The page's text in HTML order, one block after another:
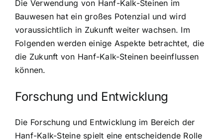
Die Verwendung von Hanf-Kalk-Steinen im
Bauwesen hat ein großes Potenzial und wird
voraussichtlich in Zukunft weiter wachsen. Im
Folgenden werden einige Aspekte betrachtet, die
die Zukunft von Hanf-Kalk-Steinen beeinflussen
können.
Forschung und Entwicklung
Die Forschung und Entwicklung im Bereich der
Hanf-Kalk-Steine spielt eine entscheidende Rolle